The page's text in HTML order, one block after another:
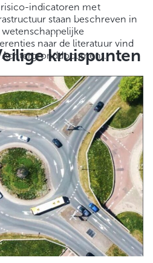
indicatoren met
staan beschreven in
naar de literatuur vind
Achtergronddocument.
kruispunten